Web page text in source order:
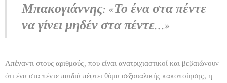
Μπακογιάννης: «Το ένα στα πέντε
να γίνει μηδέν στα πέντε...»
Απέναντι στους αριθμούς, που είναι ανατριχιαστικοί και βεβαιώνουν
ότι ένα στα πέντε παιδιά πέφτει θύμα σεξουαλικής κακοποίησης, η